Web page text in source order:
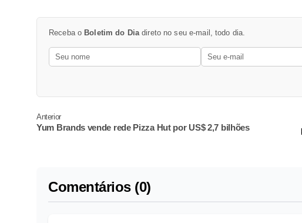
Receba o Boletim do Diadireto no seu e-mail, todo dia.
Anterior
Yum Brands vende rede Pizza Hut por US$ 2,7 bilhões
Comentários (0)